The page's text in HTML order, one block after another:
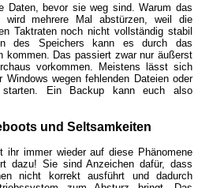
Daten, bevor sie weg sind. Warum das
wird mehrere Mal abstürzen, weil die
Taktraten noch nicht vollständig stabil
des Speichers kann es durch das
kommen. Das passiert zwar nur äußerst
vorkommen. Meistens lässt sich
wegen fehlenden Dateien oder
Ein Backup kann euch also
und Seltsamkeiten
ihr immer wieder auf diese Phänomene
dazu! Sie sind Anzeichen dafür, dass
nicht korrekt ausführt und dadurch